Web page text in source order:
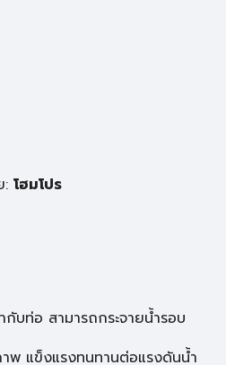
: โฮมโปร
กับท่อ สามารถกระจายน้ำรอบ
แข็งแรงทนทานต่อแรงดันน้ำ